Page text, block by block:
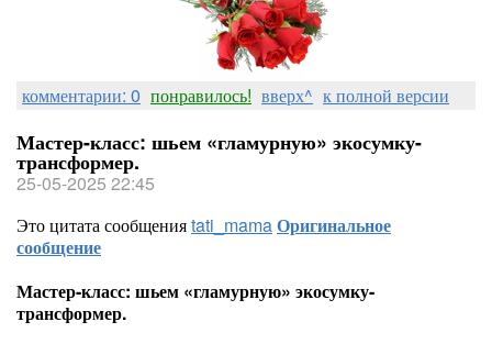
комментарии: 0 понравилось! вверх^ к полной версии
Мастер-класс: шьем «гламурную» экосумку-
трансформер.
25-05-2025 22:45
Это цитата сообщенияtati_mamaОригинальное
сообщение
Мастер-класс: шьем «гламурную» экосумку-
трансформер.